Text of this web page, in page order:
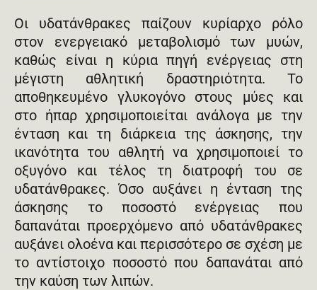
Οι υδατάνθρακες παίζουν κυρίαρχο ρόλο
στον ενεργειακό μεταβολισμό των μυών,
καθώς είναι η κύρια πηγή ενέργειας στη
μέγιστη αθλητική δραστηριότητα. Το
αποθηκευμένο γλυκογόνο στους μύες και
στο ήπαρ χρησιμοποιείται ανάλογα με την
ένταση και τη διάρκεια της άσκησης, την
ικανότητα του αθλητή να χρησιμοποιεί το
οξυγόνο και τέλος τη διατροφή του σε
υδατάνθρακες. Όσο αυξάνει η ένταση της
άσκησης το ποσοστό ενέργειας που
δαπανάται προερχόμενο από υδατάνθρακες
αυξάνει ολοένα και περισσότερο σε σχέση με
το αντίστοιχο ποσοστό που δαπανάται από
την καύση των λιπών.